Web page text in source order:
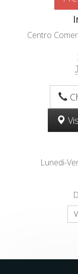
Centro
Lunedi-